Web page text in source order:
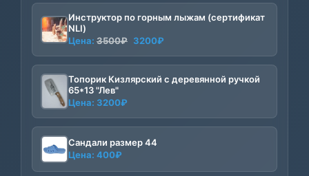
Инструктор по горным лыжам (сертификат
NLI)
Цена: 3500₽ Первоначальная
цена
составляла
3500₽.
3200₽
цена:
3200₽.
Топорик Кизлярский с деревянной ручкой
65*13 "Лев"
Цена: 3200₽
Сандали размер 44
Цена: 400₽